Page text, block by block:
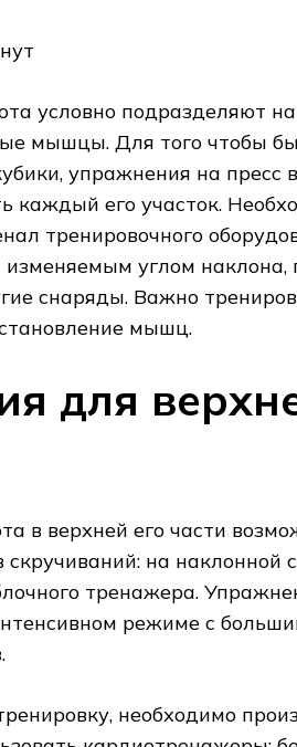
условно подразделяют
мышцы. Для того чтобы
упражнения на пресс
каждый его участок.
тренировочного
углом наклона,
снаряды. Важно
мышц.
для
в верхней его части
на наклонной
тренажера.
режиме с
необходимо